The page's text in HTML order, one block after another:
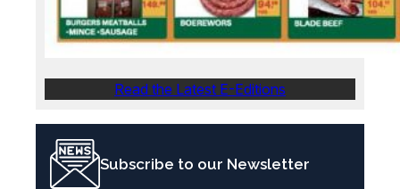
Read the Latest E-Editions
Subscribe to our Newsletter